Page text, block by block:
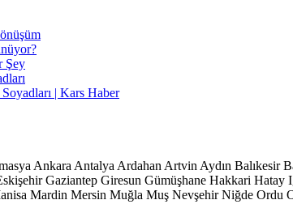
Şey
| Kars Haber
Ankara Antalya Ardahan Artvin Aydın Balıkesir
Gaziantep Giresun Gümüşhane Hakkari Hatay
Mardin Mersin Muğla Muş Nevşehir Niğde Ordu